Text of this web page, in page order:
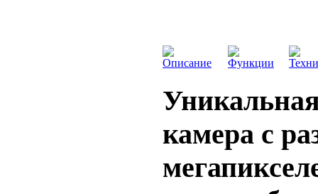
Описание Функции
камера с